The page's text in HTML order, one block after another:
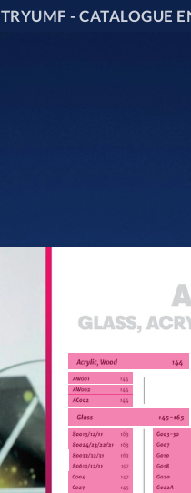
TRYUMF - CATALOGUE